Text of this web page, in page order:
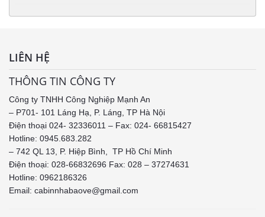
LIÊN HỆ
THÔNG TIN CÔNG TY
Công ty TNHH Công Nghiệp Mạnh An
– P701- 101 Láng Hạ, P. Láng, TP Hà Nội
Điện thoại 024- 32336011 – Fax: 024- 66815427
Hotline: 0945.683.282
– 742 QL 13, P. Hiệp Bình, TP Hồ Chí Minh
Điện thoại: 028-66832696 Fax: 028 – 37274631
Hotline: 0962186326
Email: cabinnhabaove@gmail.com